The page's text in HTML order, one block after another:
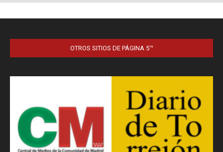
OTROS SITIOS DE PÁGINA 5™